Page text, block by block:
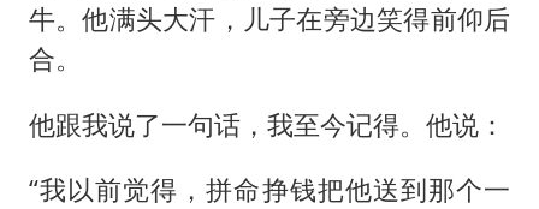
牛。他满头大汗，儿子在旁边笑得前仰后
合。
他跟我说了一句话，我至今记得。他说：
“我以前觉得，拼命挣钱把他送到那个一